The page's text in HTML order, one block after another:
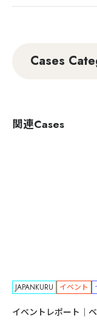
Cases
関連Cases
JAPANKURU イベント
イベントレポート｜